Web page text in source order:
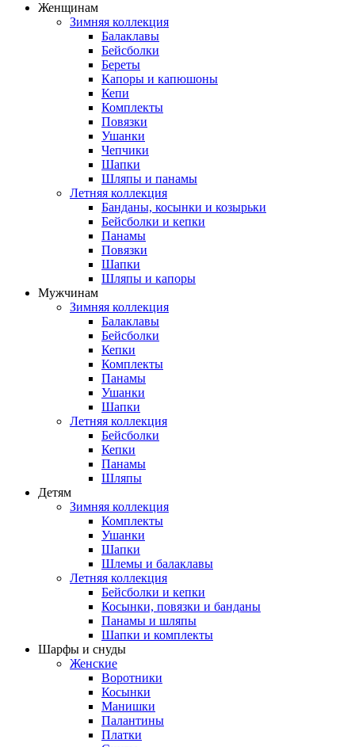
Женщинам
Зимняя коллекция
Балаклавы
Бейсболки
Береты
Капоры и капюшоны
Кепи
Комплекты
Повязки
Ушанки
Чепчики
Шапки
Шляпы и панамы
Летняя коллекция
Банданы, косынки и козырьки
Бейсболки и кепки
Панамы
Повязки
Шапки
Шляпы и капоры
Мужчинам
Зимняя коллекция
Балаклавы
Бейсболки
Кепки
Комплекты
Панамы
Ушанки
Шапки
Летняя коллекция
Бейсболки
Кепки
Панамы
Шляпы
Детям
Зимняя коллекция
Комплекты
Ушанки
Шапки
Шлемы и балаклавы
Летняя коллекция
Бейсболки и кепки
Косынки, повязки и банданы
Панамы и шляпы
Шапки и комплекты
Шарфы и снуды
Женские
Воротники
Косынки
Манишки
Палантины
Платки